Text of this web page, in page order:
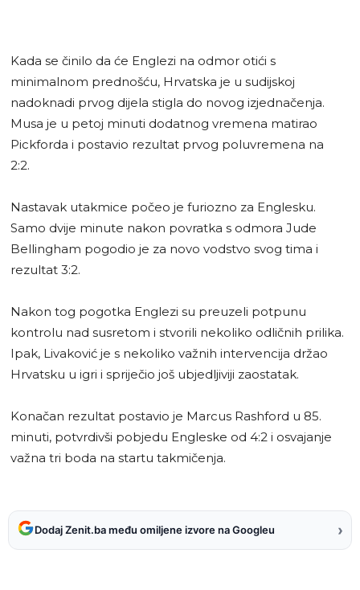
Kada se činilo da će Englezi na odmor otići s
minimalnom prednošću, Hrvatska je u sudijskoj
nadoknadi prvog dijela stigla do novog izjednačenja.
Musa je u petoj minuti dodatnog vremena matirao
Pickforda i postavio rezultat prvog poluvremena na
2:2.
Nastavak utakmice počeo je furiozno za Englesku.
Samo dvije minute nakon povratka s odmora Jude
Bellingham pogodio je za novo vodstvo svog tima i
rezultat 3:2.
Nakon tog pogotka Englezi su preuzeli potpunu
kontrolu nad susretom i stvorili nekoliko odličnih prilika.
Ipak, Livaković je s nekoliko važnih intervencija držao
Hrvatsku u igri i spriječio još ubjedljiviji zaostatak.
Konačan rezultat postavio je Marcus Rashford u 85.
minuti, potvrdivši pobjedu Engleske od 4:2 i osvajanje
važna tri boda na startu takmičenja.
Dodaj Zenit.ba među omiljene izvore na Googleu ›